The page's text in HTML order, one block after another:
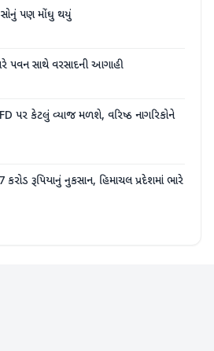
સોનું પણ મોંઘુ થયું
સાથે વરસાદની આગાહી
પર કેટલું વ્યાજ મળશે, વરિષ્ઠ નાગરિકોને
કરોડ રૂપિયાનું નુકસાન, હિમાચલ પ્રદેશમાં ભારે